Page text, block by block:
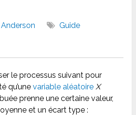
Anderson Guide
le processus suivant pour
qu’unevariable aléatoire X
prenne une certaine valeur,
et un écart type :